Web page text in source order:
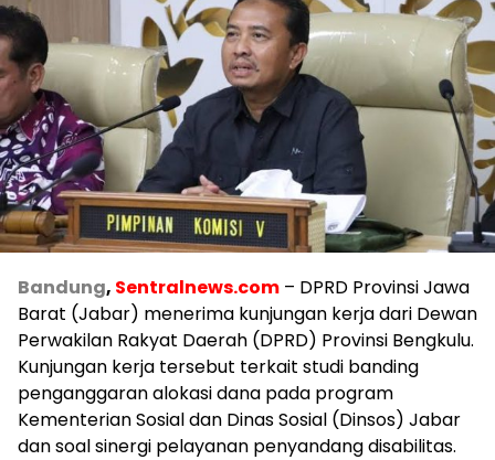
Bandung, Sentralnews.com – DPRD Provinsi Jawa
Barat (Jabar) menerima kunjungan kerja dari Dewan
Perwakilan Rakyat Daerah (DPRD) Provinsi Bengkulu.
Kunjungan kerja tersebut terkait studi banding
penganggaranalokasi dana pada program
Kementerian Sosial dan Dinas Sosial (Dinsos) Jabar
dan soal sinergi pelayanan penyandang disabilitas.